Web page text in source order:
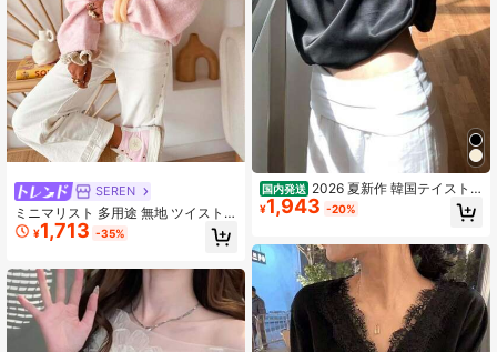
SEREN
ミニマリスト 多用途 無地 ツイスト
ノット レディースセーター、秋/冬
¥1,713 -35%
国内発送 2026 夏新作 韓国テイスト
ピュアセクシーオフショルダーブラ
ウス 個性的な肩開きデザインで気品
はもちろん幅広いコーデに活用でき
る万能トップス
¥1,943 -20%